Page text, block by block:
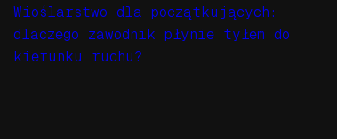
Wioślarstwo dla początkujących:
dlaczego zawodnik płynie tyłem do
kierunku ruchu?